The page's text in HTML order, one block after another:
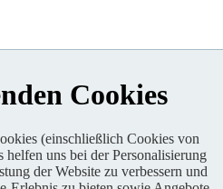
Partner
Cookies
(einschließlich Cookies von
uns bei der Personalisierung
der Website zu verbessern und